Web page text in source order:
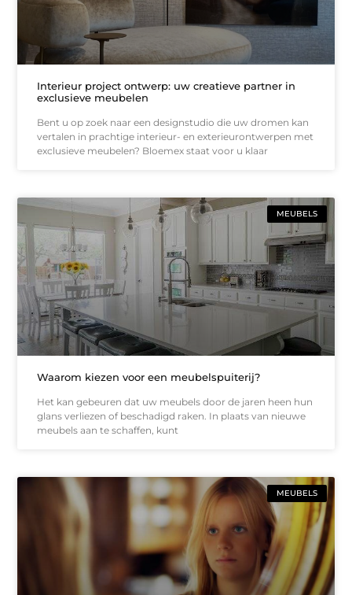
Interieur project ontwerp: uw creatieve partner in
exclusieve meubelen
Bent u op zoek naar een designstudio die uw dromen kan
vertalen in prachtige interieur- en exterieurontwerpen met
exclusieve meubelen? Bloemex staat voor u klaar
MEUBELS
Waarom kiezen voor een meubelspuiterij?
Het kan gebeuren dat uw meubels door de jaren heen hun
glans verliezen of beschadigd raken. In plaats van nieuwe
meubels aan te schaffen, kunt
MEUBELS